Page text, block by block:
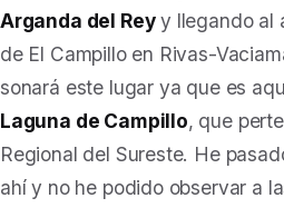
Arganda del Reyy llegando al
de El Campillo en Rivas-
sonará este lugar ya que es
Laguna de Campillo, que
Regional del Sureste. He
ahí y no he podido observar a